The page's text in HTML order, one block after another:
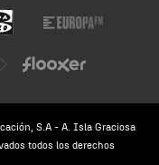
S.A - A. Isla Graciosa
todos los derechos